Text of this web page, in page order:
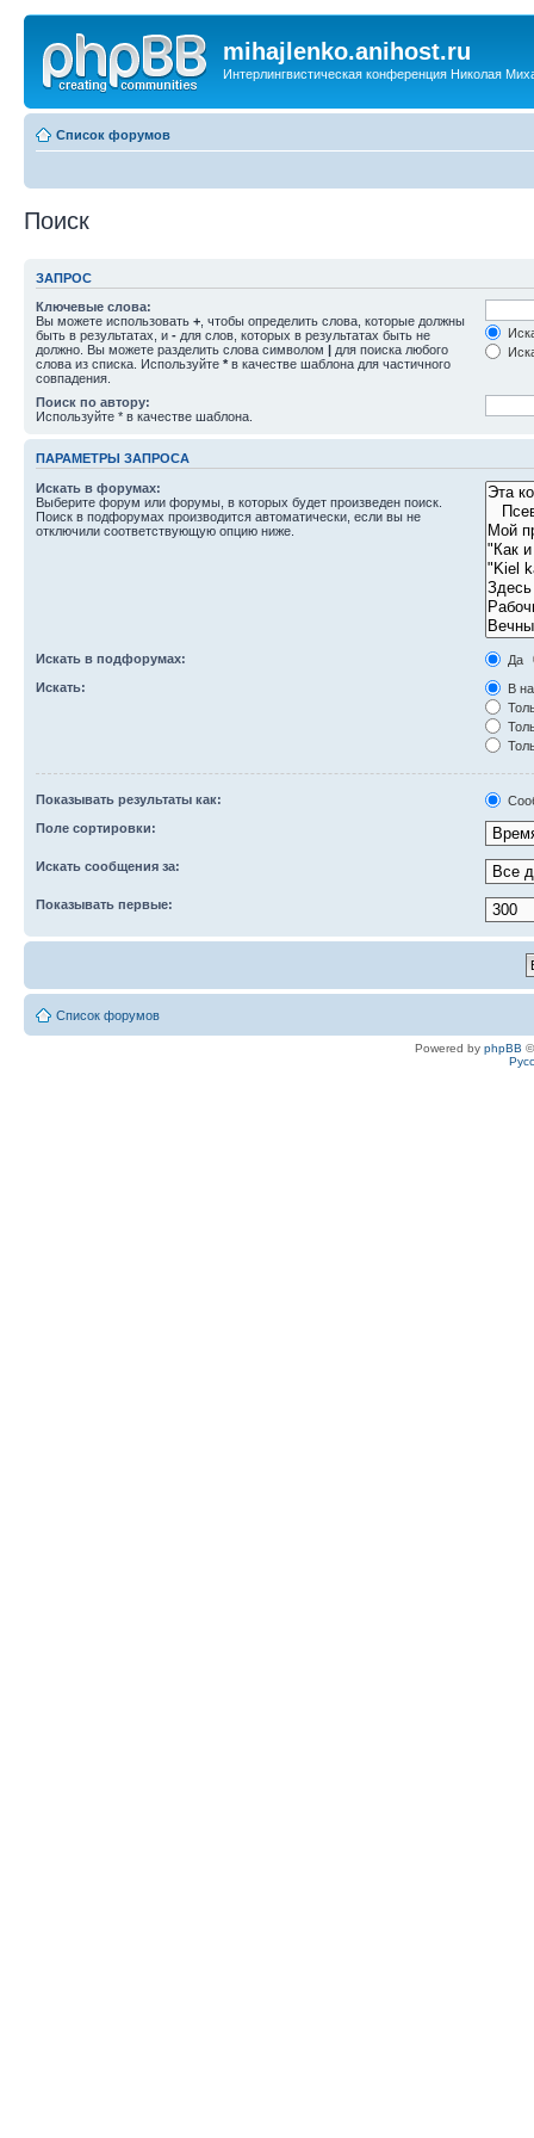
mihajlenko.anihost.ru
Интерлингвистическая конференция Николая
Список форумов
Поиск
ЗАПРОС
Ключевые слова:
Вы можете использовать + , чтобы определить слова, которые должны
быть в результатах, и - для слов, которых в результатах быть не
должно. Вы можете разделить слова символом | для поиска любого
слова из списка. Используйте * в качестве шаблона для частичного
совпадения.
Поиск по автору:
Используйте * в качестве шаблона.
ПАРАМЕТРЫ ЗАПРОСА
Искать в форумах:
Выберите форум или форумы, в которых будет произведен поиск.
Поиск в подфорумах производится автоматически, если вы не
отключили соответствующую опцию ниже.
Искать в подфорумах:
Да
Искать:
В
Показывать результаты как:
Поле сортировки:
Искать сообщения за:
Показывать первые:
Список форумов
Powered by phpBB